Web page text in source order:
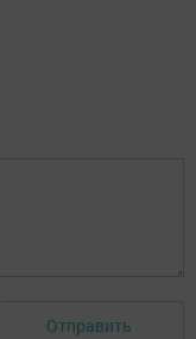
Отправить